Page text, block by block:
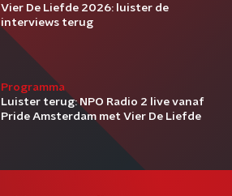
Vier De Liefde 2026: luister de
interviews terug
Programma
Luister terug: NPO Radio 2 live vanaf
Pride Amsterdam met Vier De Liefde